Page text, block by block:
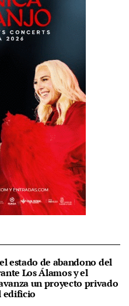
estado de abandono del
Los Álamos y el
un proyecto privado
edificio